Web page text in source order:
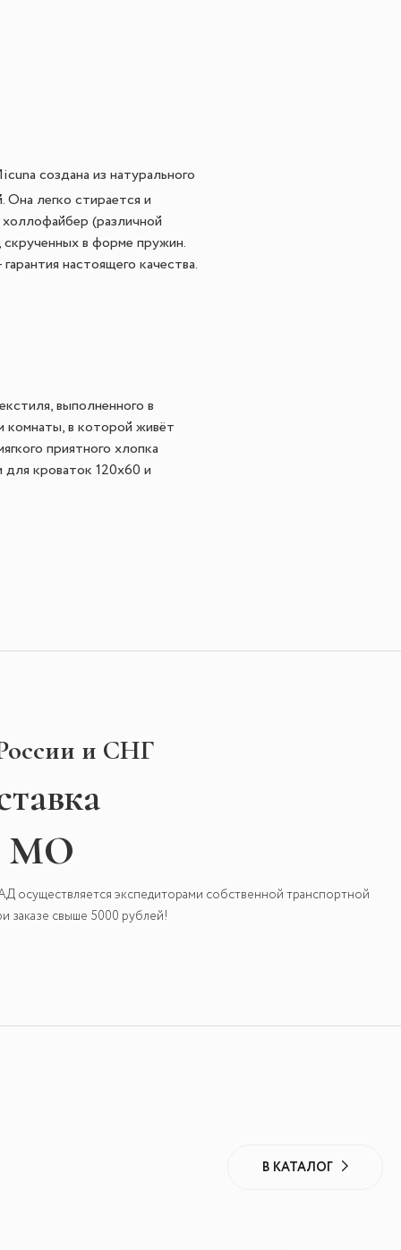
создана из натурального
Она легко стирается и
(различной
скрученных в форме пружин.
настоящего качества.
выполненного в
комнаты, в которой живёт
приятного хлопка
кроваток 120х60 и
и СНГ
МО
осуществляется экспедиторами собственной транспортной
заказе свыше 5000 рублей!
В КАТАЛОГ